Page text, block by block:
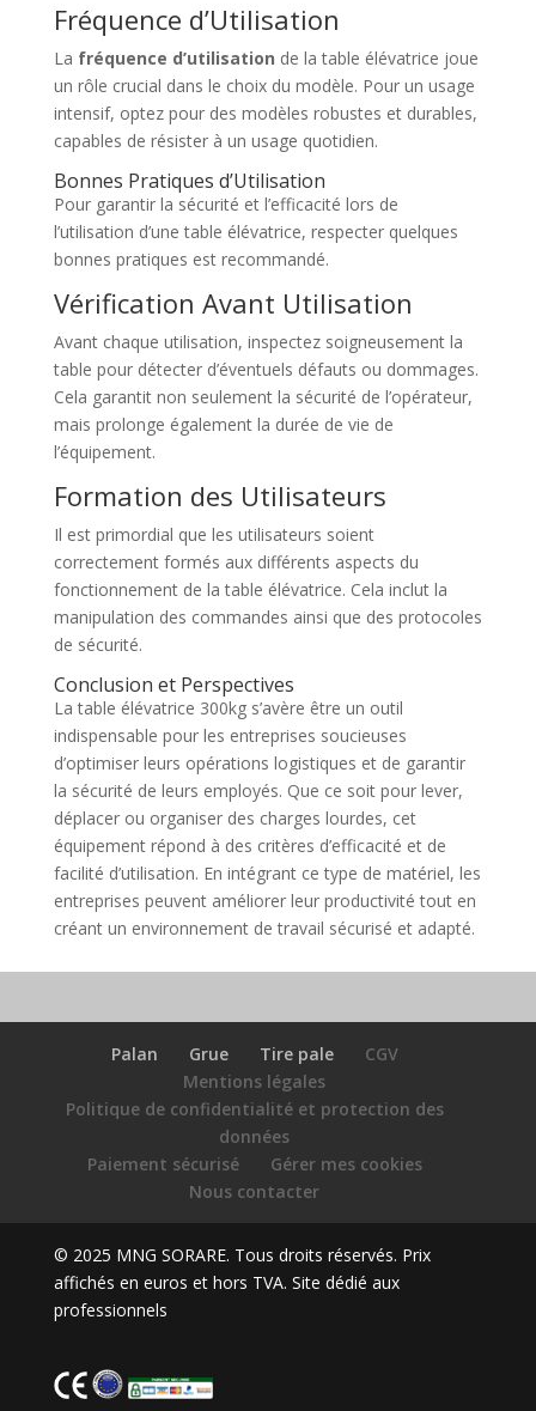
Fréquence d’Utilisation
La fréquence d’utilisation de la table élévatrice joue
un rôle crucial dans le choix du modèle. Pour un usage
intensif, optez pour des modèles robustes et durables,
capables de résister à un usage quotidien.
Bonnes Pratiques d’Utilisation
Pour garantir la sécurité et l’efficacité lors de
l’utilisation d’une table élévatrice, respecter quelques
bonnes pratiques est recommandé.
Vérification Avant Utilisation
Avant chaque utilisation, inspectez soigneusement la
table pour détecter d’éventuels défauts ou dommages.
Cela garantit non seulement la sécurité de l’opérateur,
mais prolonge également la durée de vie de
l’équipement.
Formation des Utilisateurs
Il est primordial que les utilisateurs soient
correctement formés aux différents aspects du
fonctionnement de la table élévatrice. Cela inclut la
manipulation des commandes ainsi que des protocoles
de sécurité.
Conclusion et Perspectives
La table élévatrice 300kg s’avère être un outil
indispensable pour les entreprises soucieuses
d’optimiser leurs opérations logistiques et de garantir
la sécurité de leurs employés. Que ce soit pour lever,
déplacer ou organiser des charges lourdes, cet
équipement répond à des critères d’efficacité et de
facilité d’utilisation. En intégrant ce type de matériel, les
entreprises peuvent améliorer leur productivité tout en
créant un environnement de travail sécurisé et adapté.
Palan Grue Tire pale
CGV
Mentions légales
Politique de confidentialité et protection des
données
Paiement sécurisé
Gérer mes cookies
Nous contacter
© 2025 MNG SORARE. Tous droits réservés. Prix
affichés en euros et hors TVA. Site dédié aux
professionnels